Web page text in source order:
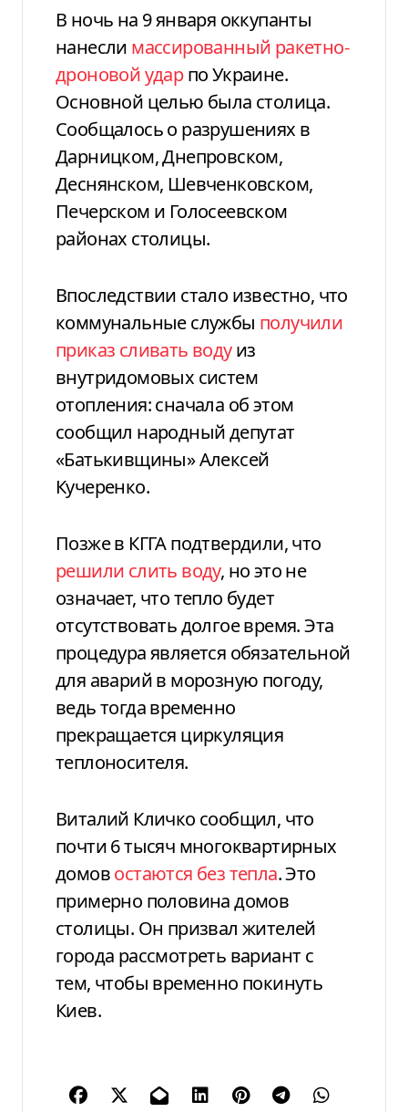
В ночь на 9 января оккупанты
нанесли массированный ракетно-
дроновой ударпо Украине.
Основной целью была столица.
Сообщалось о разрушениях в
Дарницком, Днепровском,
Деснянском, Шевченковском,
Печерском и Голосеевском
районах столицы.
Впоследствии стало известно, что
коммунальные службы получили
приказ сливать водуиз
внутридомовых систем
отопления: сначала об этом
сообщил народный депутат
«Батькивщины» Алексей
Кучеренко.
Позже в КГГА подтвердили, что
решили слить воду, но это не
означает, что тепло будет
отсутствовать долгое время. Эта
процедура является обязательной
для аварий в морозную погоду,
ведь тогда временно
прекращается циркуляция
теплоносителя.
Виталий Кличко сообщил, что
почти 6 тысяч многоквартирных
домовостаются без тепла. Это
примерно половина домов
столицы. Он призвал жителей
города рассмотреть вариант с
тем, чтобы временно покинуть
Киев.